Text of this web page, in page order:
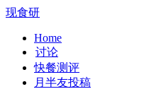
现食研
Home
讨论
快餐测评
月半友投稿